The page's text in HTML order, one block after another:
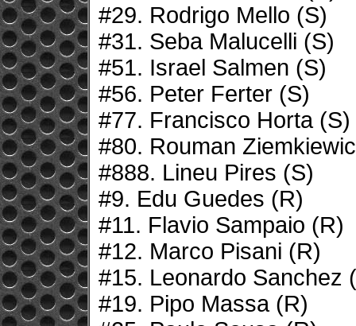
#29. Rodrigo Mello (S)
#31. Seba Malucelli (S)
#51. Israel Salmen (S)
#56. Peter Ferter (S)
#77. Francisco Horta (S)
#80. Rouman
#888. Lineu Pires (S)
#9. Edu Guedes (R)
#11. Flavio Sampaio (R)
#12. Marco Pisani (R)
#15. Leonardo Sanchez
#19. Pipo Massa (R)